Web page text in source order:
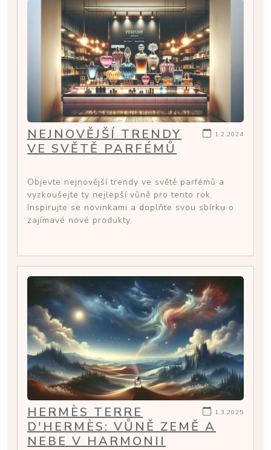
1.2.2024
NEJNOVĚJŠÍ TRENDY
VE SVĚTĚ PARFÉMŮ
Objevte nejnovější trendy ve světě parfémů a
vyzkoušejte ty nejlepší vůně pro tento rok.
Inspirujte se novinkami a doplňte svou sbírku o
zajímavé nové produkty.
1.3.2025
HERMÈS TERRE
D'HERMÈS: VŮNĚ ZEMĚ A
NEBE V HARMONII